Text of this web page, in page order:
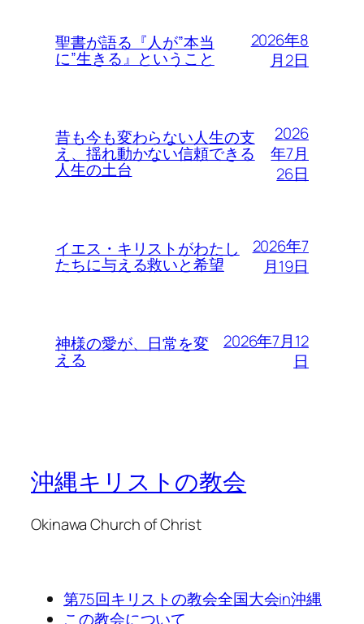
聖書が語る『人が”本当
に”生きる』ということ
2026年8
月2日
昔も今も変わらない人生の支
え、揺れ動かない信頼できる
人生の土台
2026
年7月
26日
イエス・キリストがわたし
たちに与える救いと希望
2026年7
月19日
神様の愛が、日常を変
える
2026年7月12
日
沖縄キリストの教会
Okinawa Church of Christ
第75回キリストの教会全国大会in沖縄
この教会について